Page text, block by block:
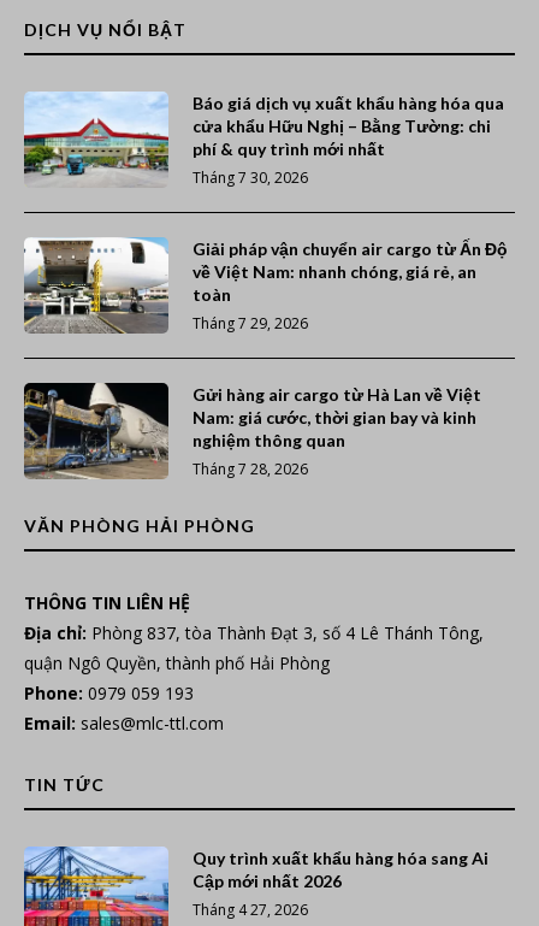
DỊCH VỤ NỔI BẬT
Báo giá dịch vụ xuất khẩu hàng hóa qua
cửa khẩu Hữu Nghị – Bằng Tường: chi
phí & quy trình mới nhất
Tháng 7 30, 2026
Giải pháp vận chuyển air cargo từ Ấn Độ
về Việt Nam: nhanh chóng, giá rẻ, an
toàn
Tháng 7 29, 2026
Gửi hàng air cargo từ Hà Lan về Việt
Nam: giá cước, thời gian bay và kinh
nghiệm thông quan
Tháng 7 28, 2026
VĂN PHÒNG HẢI PHÒNG
THÔNG TIN LIÊN HỆ
Địa chỉ: Phòng 837, tòa Thành Đạt 3, số 4 Lê Thánh Tông,
quận Ngô Quyền, thành phố Hải Phòng
Phone: 0979 059 193
Email: sales@mlc-ttl.com
TIN TỨC
Quy trình xuất khẩu hàng hóa sang Ai
Cập mới nhất 2026
Tháng 4 27, 2026